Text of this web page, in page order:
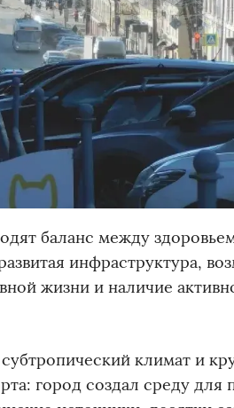
баланс между
инфраструктура,
жизни и наличие
климат и
город создал среду для